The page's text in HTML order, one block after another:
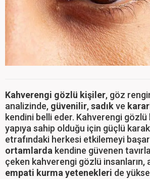
Kahverengi gözlü kişiler, göz
analizinde, güvenilir,sadıkve
kendini belli eder. Kahverengi gözlü
yapıya sahip olduğu için güçlü
etrafındaki herkesi etkilemeyi
ortamlarda kendine güvenen
çeken kahverengi gözlü insanların,
empati kurma yetenekleri de